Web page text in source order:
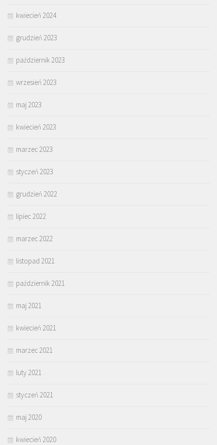
kwiecień 2024
grudzień 2023
październik 2023
wrzesień 2023
maj 2023
kwiecień 2023
marzec 2023
styczeń 2023
grudzień 2022
lipiec 2022
marzec 2022
listopad 2021
październik 2021
maj 2021
kwiecień 2021
marzec 2021
luty 2021
styczeń 2021
maj 2020
kwiecień 2020